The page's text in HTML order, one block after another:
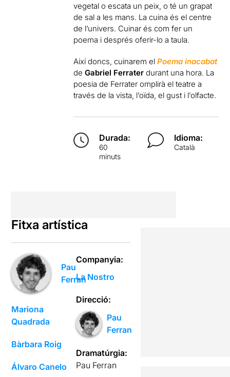
vegetal o escata un peix, o té un grapat
de sal a les mans. La cuina és el centre
de l’univers. Cuinar és com fer un
poema i després oferir-lo a taula.
Així doncs, cuinarem elPoema inacabat
deGabriel Ferrater durant una hora. La
poesia de Ferrater omplirà el teatre a
través de la vista, l’oïda, el gust i l’olfacte.
Durada:
60
minuts
Idioma:
Català
Fitxa artística
Pau
Ferran
Mariona
Quadrada
Bàrbara Roig
Álvaro Canelo
Companyia:
La Nostro
Direcció:
Pau
Ferran
Dramatúrgia:
Pau Ferran